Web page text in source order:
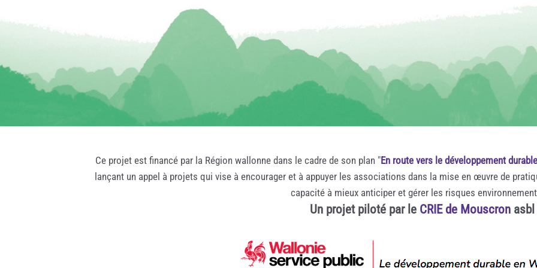
Ce projet est financé par la Région wallonne dans le cadre de son plan "En route vers le développement durable
lançant un appel à projets qui vise à encourager et à appuyer les associations dans la mise en œuvre de
capacité à mieux anticiper et gérer les risques
Un projet piloté par le CRIE de Mouscronasbl